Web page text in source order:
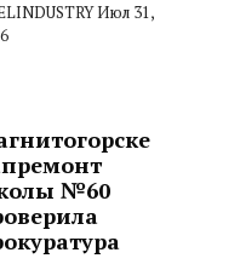
Июл 31,
№60